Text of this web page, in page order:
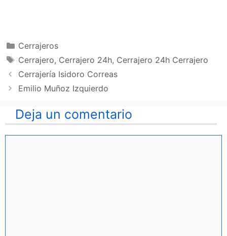
Categorías
Cerrajeros
Etiquetas
Cerrajero, Cerrajero 24h, Cerrajero 24h Cerrajero
Cerrajería Isidoro Correas
Emilio Muñoz Izquierdo
Deja un comentario